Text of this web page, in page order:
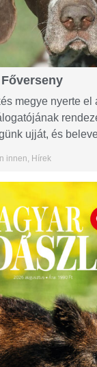
megye nyerte el
ujját, és
innen, Hírek